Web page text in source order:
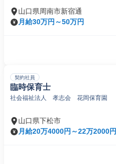
山口県周南市新宿通
月給30万円～50万円
契約社員
臨時保育士
社会福祉法人 孝志会 花岡保育園
山口県下松市
月給20万4000円～22万2000円